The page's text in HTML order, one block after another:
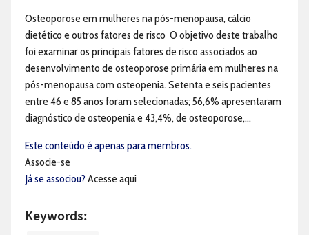
Osteoporose em mulheres na pós-menopausa, cálcio
dietético e outros fatores de risco O objetivo deste trabalho
foi examinar os principais fatores de risco associados ao
desenvolvimento de osteoporose primária em mulheres na
pós-menopausa com osteopenia. Setenta e seis pacientes
entre 46 e 85 anos foram selecionadas; 56,6% apresentaram
diagnóstico de osteopenia e 43,4%, de osteoporose,...
Este conteúdo é apenas para membros.
Associe-se
Já se associou? Acesse aqui
Keywords: